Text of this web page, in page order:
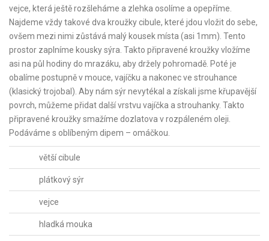
vejce, která ještě rozšleháme a zlehka osolíme a opepříme.
Najdeme vždy takové dva kroužky cibule, které jdou vložit do sebe,
ovšem mezi nimi zůstává malý kousek místa (asi 1mm). Tento
prostor zaplníme kousky sýra. Takto připravené kroužky vložíme
asi na půl hodiny do mrazáku, aby držely pohromadě. Poté je
obalíme postupně v mouce, vajíčku a nakonec ve strouhance
(klasický trojobal). Aby nám sýr nevytékal a získali jsme křupavější
povrch, můžeme přidat další vrstvu vajíčka a strouhanky. Takto
připravené kroužky smažíme dozlatova v rozpáleném oleji.
Podáváme s oblíbeným dipem – omáčkou.
větší cibule
plátkový sýr
vejce
hladká mouka